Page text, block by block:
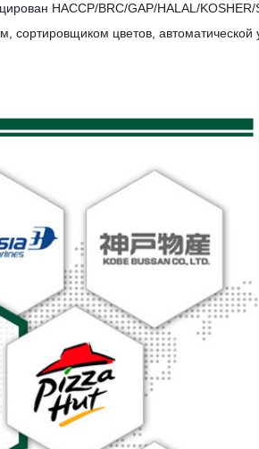
HACCP/BRC/GAP/HALAL/KOSHER/
цветов, автоматической